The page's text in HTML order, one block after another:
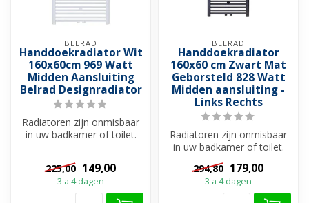
BELRAD
Handdoekradiator Wit
160x60cm 969 Watt
Midden Aansluiting
Belrad Designradiator
Radiatoren zijn onmisbaar
in uw badkamer of toilet.
225,00 149,00
3 a 4 dagen
BELRAD
Handdoekradiator
160x60 cm Zwart Mat
Geborsteld 828 Watt
Midden aansluiting -
Links Rechts
Radiatoren zijn onmisbaar
in uw badkamer of toilet.
alle...
294,80 179,00
3 a 4 dagen